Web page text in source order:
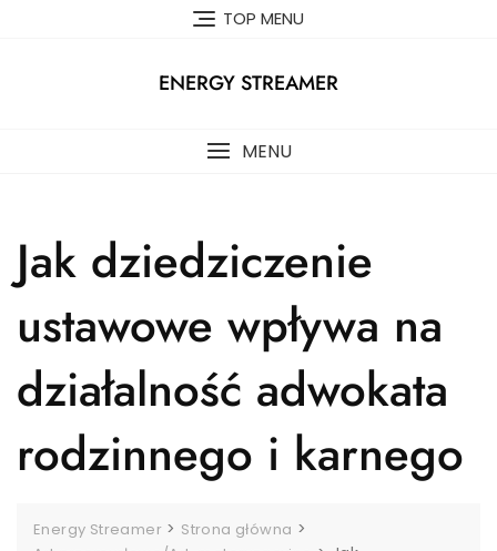
TOP MENU
ENERGY STREAMER
MENU
Jak dziedziczenie
ustawowe wpływa na
działalność adwokata
rodzinnego i karnego
Energy Streamer > Strona główna >